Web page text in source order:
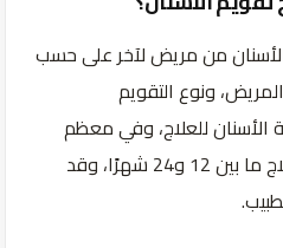
من مريض لآخر على حسب
ونوع التقويم
الأسنان للعلاج، وفي معظم
الحالات تستغرق رحلة العلاج ما بين 12 و24 شهرًا، وقد